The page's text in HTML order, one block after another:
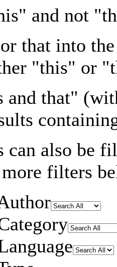
and not
that into
"this" or
and that"
can also be
filters